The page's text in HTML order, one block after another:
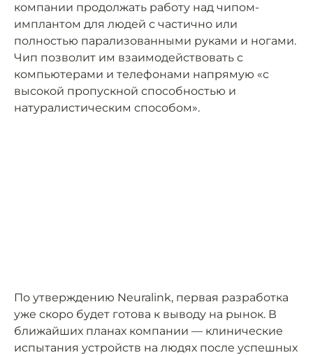
компании продолжать работу над чипом-
имплантом для людей с частично или
полностью парализованными руками и ногами.
Чип позволит им взаимодействовать с
компьютерами и телефонами напрямую «с
высокой пропускной способностью и
натуралистическим способом».
По утверждению Neuralink, первая разработка
уже скоро будет готова к выводу на рынок. В
ближайших планах компании — клинические
испытания устройств на людях после успешных